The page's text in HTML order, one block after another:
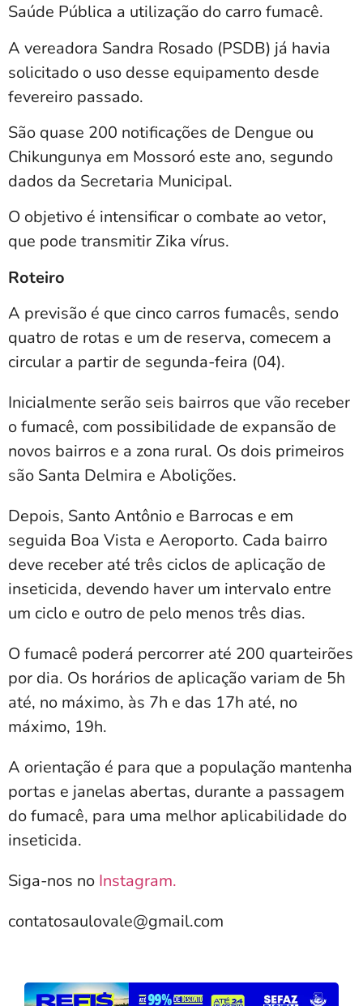
Saúde Pública a utilização do carro fumacê.
A vereadora Sandra Rosado (PSDB) já havia
solicitado o uso desse equipamento desde
fevereiro passado.
São quase 200 notificações de Dengue ou
Chikungunya em Mossoró este ano, segundo
dados da Secretaria Municipal.
O objetivo é intensificar o combate ao vetor,
que pode transmitir Zika vírus.
Roteiro
A previsão é que cinco carros fumacês, sendo
quatro de rotas e um de reserva, comecem a
circular a partir de segunda-feira (04).
Inicialmente serão seis bairros que vão receber
o fumacê, com possibilidade de expansão de
novos bairros e a zona rural. Os dois primeiros
são Santa Delmira e Abolições.
Depois, Santo Antônio e Barrocas e em
seguida Boa Vista e Aeroporto. Cada bairro
deve receber até três ciclos de aplicação de
inseticida, devendo haver um intervalo entre
um ciclo e outro de pelo menos três dias.
O fumacê poderá percorrer até 200 quarteirões
por dia. Os horários de aplicação variam de 5h
até, no máximo, às 7h e das 17h até, no
máximo, 19h.
A orientação é para que a população mantenha
portas e janelas abertas, durante a passagem
do fumacê, para uma melhor aplicabilidade do
inseticida.
Siga-nos no Instagram.
contatosaulovale@gmail.com